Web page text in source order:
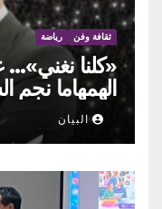
ثقافة وفن رياضة
«كلنا
الهمهاما نجم
البيان